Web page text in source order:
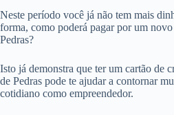
Neste período você já não tem mais
forma, como poderá pagar por um
Pedras?
Isto já demonstra que ter um cartão de
de Pedras pode te ajudar a contornar
cotidiano como empreendedor.